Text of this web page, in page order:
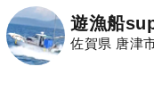
遊漁船
佐賀県 唐津